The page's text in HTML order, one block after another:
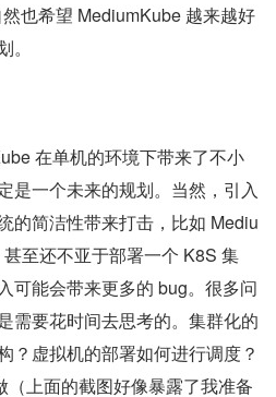
也希望 MediumKube 越来越好
在单机的环境下带来了不小
是一个未来的规划。当然，引入
的简洁性带来打击，比如 Mediu
至还不亚于部署一个 K8S 集
可能会带来更多的 bug。很多问
需要花时间去思考的。集群化的
？虚拟机的部署如何进行调度？
上面的截图好像暴露了我准备